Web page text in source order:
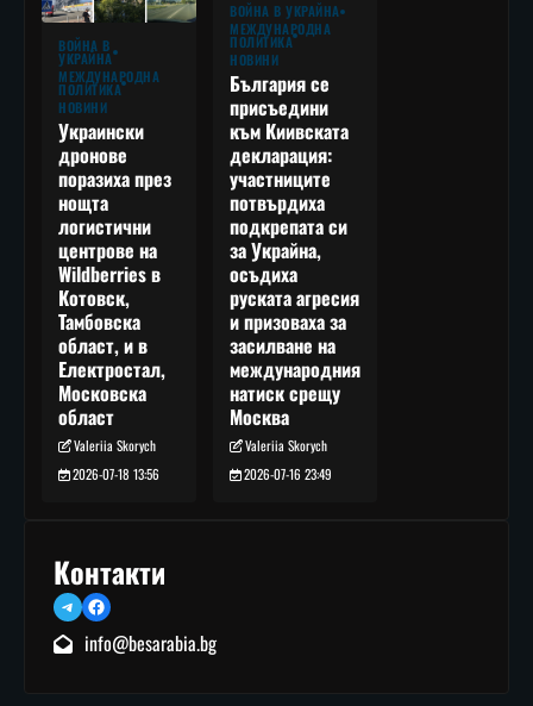
ВОЙНА В
УКРАЙНА
МЕЖДУНАРОДНА
ПОЛИТИКА
НОВИНИ
Украински
дронове
поразиха през
нощта
логистични
центрове на
Wildberries в
Котовск,
Тамбовска
област, и в
Електростал,
Московска
област
Valeriia Skorych
2026-07-18 13:56
ВОЙНА В УКРАЙНА
МЕЖДУНАРОДНА
ПОЛИТИКА
НОВИНИ
България се
присъедини
към Киивската
декларация:
участниците
потвърдиха
подкрепата си
за Украйна,
осъдиха
руската агресия
и призоваха за
засилване на
международния
натиск срещу
Москва
Valeriia Skorych
2026-07-16 23:49
Контакти
TelegramFacebook
info@besarabia.bg